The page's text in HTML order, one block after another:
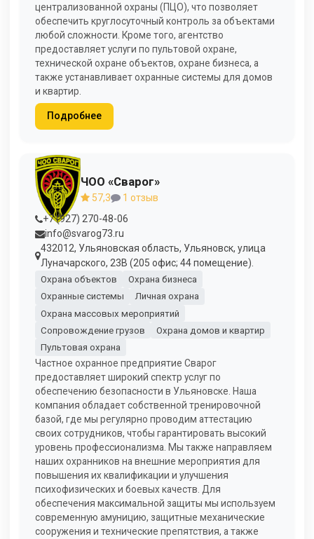
централизованной охраны (ПЦО), что позволяет
обеспечить круглосуточный контроль за объектами
любой сложности. Кроме того, агентство
предоставляет услуги по пультовой охране,
технической охране объектов, охране бизнеса, а
также устанавливает охранные системы для домов
и квартир.
Подробнее
ЧОО «Сварог»
57,3
1 отзыв
+7 (927) 270-48-06
info@svarog73.ru
432012, Ульяновская область, Ульяновск, улица
Луначарского, 23В (205 офис; 44 помещение).
Охрана объектов
Охрана бизнеса
Охранные системы
Личная охрана
Охрана массовых мероприятий
Сопровождение грузов
Охрана домов и квартир
Пультовая охрана
Частное охранное предприятие Сварог
предоставляет широкий спектр услуг по
обеспечению безопасности в Ульяновске. Наша
компания обладает собственной тренировочной
базой, где мы регулярно проводим аттестацию
своих сотрудников, чтобы гарантировать высокий
уровень профессионализма. Мы также направляем
наших охранников на внешние мероприятия для
повышения их квалификации и улучшения
психофизических и боевых качеств. Для
обеспечения максимальной защиты мы используем
современную амуницию, защитные механические
сооружения и технические препятствия, а также